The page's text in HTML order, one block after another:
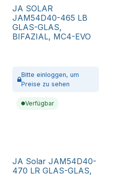
JA SOLAR
JAM54D40-465 LB
GLAS-GLAS,
BIFAZIAL, MC4-EVO
Bitte einloggen, um
Preise zu sehen
Verfügbar
JA Solar JAM54D40-
470 LR GLAS-GLAS,